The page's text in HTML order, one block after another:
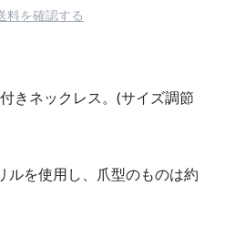
料を確認する
きネックレス。(サイズ調節
ルを使用し、爪型のものは約